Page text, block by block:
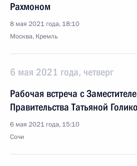
Рахмоном
8 мая 2021 года, 18:10
Москва, Кремль
6 мая 2021 года, четверг
Рабочая встреча с
Правительства Татьяной
6 мая 2021 года, 15:10
Сочи